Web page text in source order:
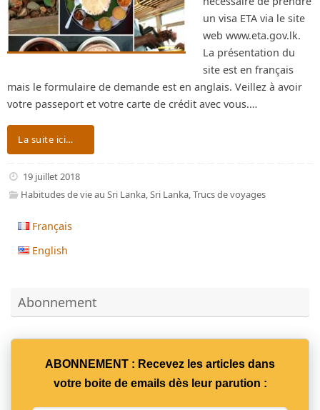
un visa ETA via le site
web www.eta.gov.lk.
La présentation du
site est en français
mais le formulaire de demande est en anglais. Veillez à avoir
votre passeport et votre carte de crédit avec vous.…
La suite ici…
19 juillet 2018
Habitudes de vie au Sri Lanka,Sri Lanka,Trucs de voyages
Français
English
Abonnement
ABONNEMENT : Recevez les articles dans
votre boite de emails dès leur parution :